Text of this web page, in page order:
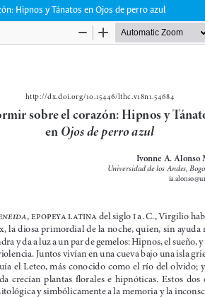
Hipnos y Tánatos en Ojos de perro azul